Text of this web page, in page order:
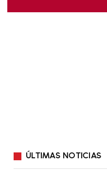
ÚLTIMAS NOTICIAS